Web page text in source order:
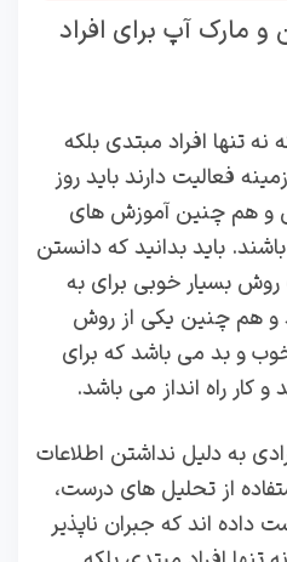
مارک آپ برای افراد
نه تنها افراد مبتدی بلکه
فعالیت دارند باید روز
و هم چنین آموزش های
باشند. باید بدانید که دانستن
بسیار خوبی برای به
و هم چنین یکی از روش
و بد می باشد که برای
و کار راه انداز می باشد.
به دلیل نداشتن اطلاعات
از تحلیل های درست،
داده اند که جبران ناپذیر